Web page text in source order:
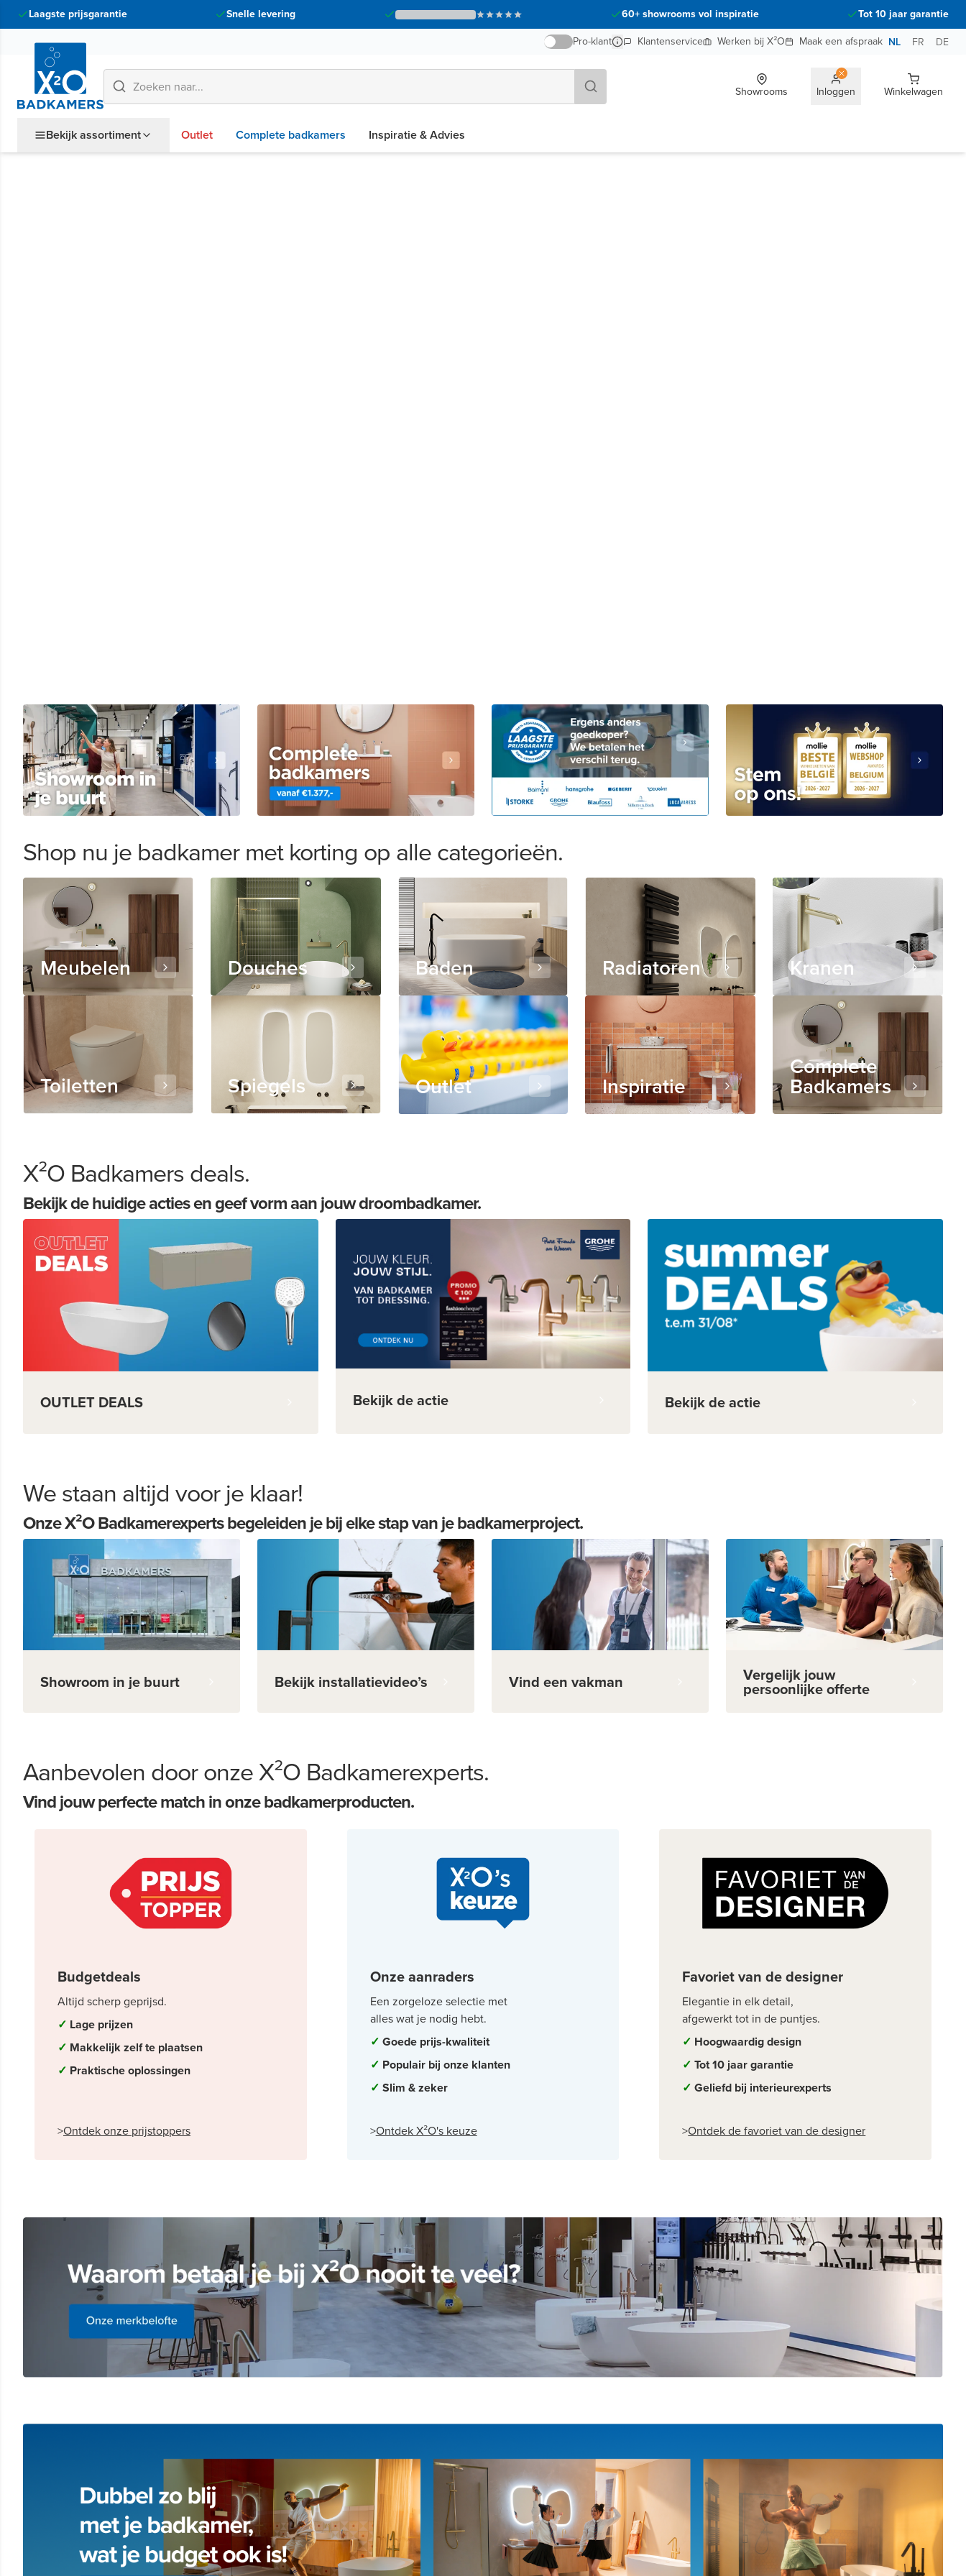
Laagste prijsgarantie Snelle levering 60+ showrooms vol inspiratie
Tot 10 jaar garantie
Pro-klant
Klantenservice Werken bij X²O Maak een afspraak NL FR DE
Showrooms Inloggen Winkelwagen
Bekijk assortiment Outlet Complete badkamers Inspiratie & Advies
Shop nu je badkamer met korting op alle categorieën.
Meubelen Douches Baden Radiatoren Kranen
Toiletten Spiegels Outlet Inspiratie
Complete
Badkamers
X²O Badkamers deals.
Bekijk de huidige acties en geef vorm aan jouw droombadkamer.
OUTLET DEALS Bekijk de actie Bekijk de actie
We staan altijd voor je klaar!
Onze X²O Badkamerexperts begeleiden je bij elke stap van je badkamerproject.
Showroom in je buurt Bekijk installatievideo’s Vind een vakman Vergelijk jouw
persoonlijke offerte
Aanbevolen door onze X²O Badkamerexperts.
Vind jouw perfecte match in onze badkamerproducten.
Budgetdeals
Altijd scherp geprijsd.
✓ Lage prijzen
✓ Makkelijk zelf te plaatsen
✓ Praktische oplossingen
>Ontdek onze prijstoppers
Onze aanraders
Een zorgeloze selectie met
alles wat je nodig hebt.
✓ Goede prijs-kwaliteit
✓ Populair bij onze klanten
✓ Slim & zeker
>Ontdek X²O's keuze
Favoriet van de designer
Elegantie in elk detail,
afgewerkt tot in de puntjes.
✓ Hoogwaardig design
✓Tot 10 jaar garantie
✓Geliefd bij interieurexperts
>Ontdek de favoriet van de designer